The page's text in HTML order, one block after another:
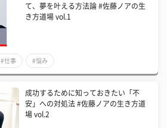
て、夢を叶える方法論 #佐藤ノアの生
き方道場 vol.1
#仕事 #悩み
成功するために知っておきたい「不
安」への対処法 #佐藤ノアの生き方道
場 vol.2